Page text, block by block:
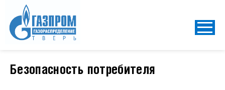
Безопасность потребителя